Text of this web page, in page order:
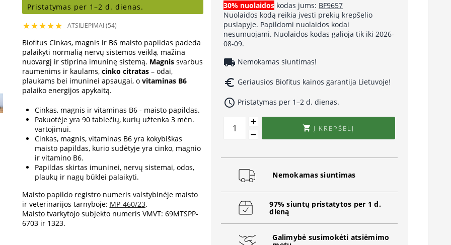
Pristatymas per 1–2 d. dienas.
     ATSILIEPIMAI (54)
Biofitus Cinkas, magnis ir B6 maisto papildas padeda
palaikyti normalią nervų sistemos veiklą, mažina
nuovargį ir stiprina imuninę sistemą. Magnissvarbus
raumenims ir kaulams, cinko citratas– odai,
plaukams bei imuninei apsaugai, o vitaminas B6
palaiko energijos apykaitą.
Cinkas, magnis ir vitaminas B6 - maisto papildas.
Pakuotėje yra 90 tablečių, kurių užtenka 3 mėn.
vartojimui.
Cinkas, magnis, vitaminas B6 yra kokybiškas
maisto papildas, kurio sudėtyje yra cinko, magnio
ir vitamino B6.
Papildas skirtas imuninei, nervų sistemai, odos,
plaukų ir nagų būklei palaikyti.
Maisto papildo registro numeris valstybinėje maisto
ir veterinarijos tarnyboje: MP-460/23.
Maisto tvarkytojo subjekto numeris VMVT: 69MTSPP-
6703 ir 1323.
30% nuolaidos kodas jums: BF9657
Nuolaidos kodą reikia įvesti prekių krepšelio
puslapyje. Papildomi nuolaidos kodai
nesumuojami. Nuolaidos kodas galioja tik iki 2026-
08-09.
local_shipping Nemokamas siuntimas!
euro_symbol Geriausios Biofitus kainos garantija Lietuvoje!
access_time Pristatymas per 1–2 d. dienas.
 Į KREPŠELĮ
Nemokamas siuntimas
97% siuntų pristatytos per 1 d.
dieną
Galimybė susimokėti atsiėmimo